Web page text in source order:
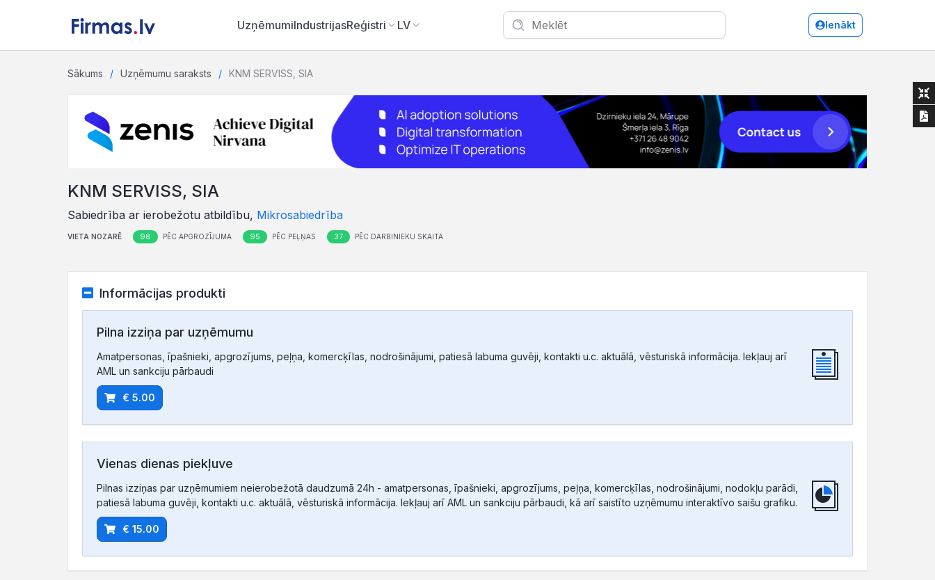
UzņēmumiIndustrijasReģistri LV Ienākt
Sākums Uzņēmumu saraksts KNM SERVISS, SIA
KNM SERVISS, SIA
Sabiedrība ar ierobežotu atbildību, Mikrosabiedrība
VIETA NOZARĒ 98 PĒC APGROZĪJUMA 95 PĒC PEĻŅAS 37 PĒC DARBINIEKU SKAITA
Informācijas produkti
Pilna izziņa par uzņēmumu
Amatpersonas, īpašnieki, apgrozījums, peļņa, komercķīlas, nodrošinājumi, patiesā labuma guvēji, kontakti u.c. aktuālā, vēsturiskā informācija. Iekļauj arī
AML un sankciju pārbaudi
€ 5.00
Vienas dienas piekļuve
Pilnas izziņas par uzņēmumiem neierobežotā daudzumā 24h - amatpersonas, īpašnieki, apgrozījums, peļņa, komercķīlas, nodrošinājumi, nodokļu parādi,
patiesā labuma guvēji, kontakti u.c. aktuālā, vēsturiskā informācija. Iekļauj arī AML un sankciju pārbaudi, kā arī saistīto uzņēmumu interaktīvo saišu grafiku.
€ 15.00